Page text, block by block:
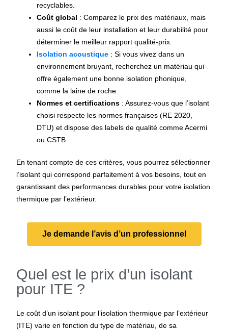
recyclables.
Coût global : Comparez le prix des matériaux, mais
aussi le coût de leur installation et leur durabilité pour
déterminer le meilleur rapport qualité-prix.
Isolation acoustique : Si vous vivez dans un
environnement bruyant, recherchez un matériau qui
offre également une bonne isolation phonique,
comme la laine de roche.
Normes et certifications : Assurez-vous que l’isolant
choisi respecte les normes françaises (RE 2020,
DTU) et dispose des labels de qualité comme Acermi
ou CSTB.
En tenant compte de ces critères, vous pourrez sélectionner
l’isolant qui correspond parfaitement à vos besoins, tout en
garantissant des performances durables pour votre isolation
thermique par l’extérieur.
Je demande l’avis d’un professionnel
Quel est le prix d’un isolant
pour ITE ?
Le coût d’un isolant pour l’isolation thermique par l’extérieur
(ITE) varie en fonction du type de matériau, de sa